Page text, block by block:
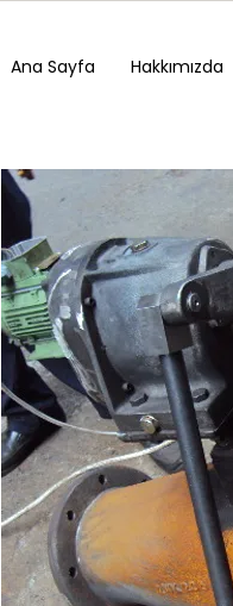
Ana Sayfa Hakkımızda